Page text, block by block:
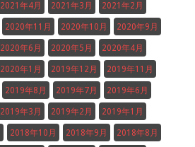
2021年4月 2021年3月 2021年2月
2020年11月 2020年10月 2020年9月
2020年6月 2020年5月 2020年4月
2020年1月 2019年12月 2019年11月
2019年8月 2019年7月 2019年6月
2019年3月 2019年2月 2019年1月
2018年10月 2018年9月 2018年8月